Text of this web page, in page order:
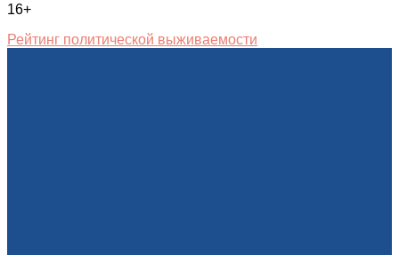
16+
Рейтинг политической выживаемости